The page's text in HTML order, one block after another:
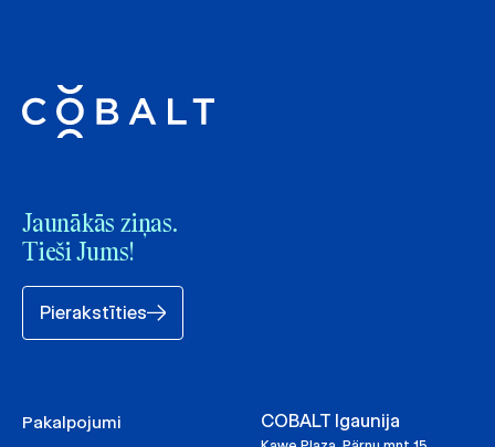
Jaunākās ziņas.
Tieši Jums!
Pierakstīties
Pakalpojumi
COBALT Igaunija